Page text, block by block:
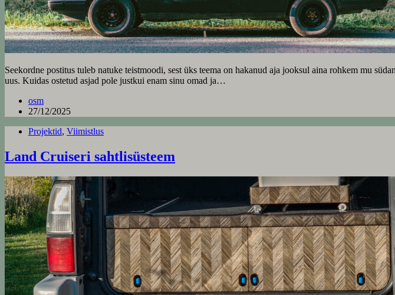
Seekordne postitus tuleb natuke teistmoodi, sest üks teema on hakanud aja jooksul aina rohkem mu
uus. Kuidas ostetud asjad pole justkui enam sinu omad ja…
osm
27/12/2025
Projektid, Viimistlus
Land Cruiseri sahtlisüsteem